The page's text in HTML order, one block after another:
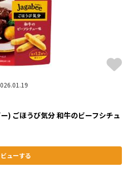
) ごほうび気分 和牛のビーフシチュ
ューする